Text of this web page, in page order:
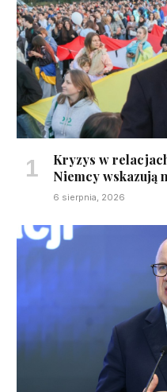
Kryzys w
Niemcy wskazują
6 sierpnia, 2026